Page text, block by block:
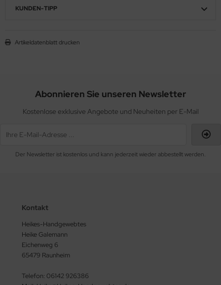
KUNDEN-TIPP
Artikeldatenblatt drucken
Abonnieren Sie unseren Newsletter
Kostenlose exklusive Angebote und Neuheiten per E-Mail
Der Newsletter ist kostenlos und kann jederzeit wieder abbestellt werden.
Kontakt
Heikes-Handgewebtes
Heike Galemann
Eichenweg 6
65479 Raunheim
Telefon: 06142 926386